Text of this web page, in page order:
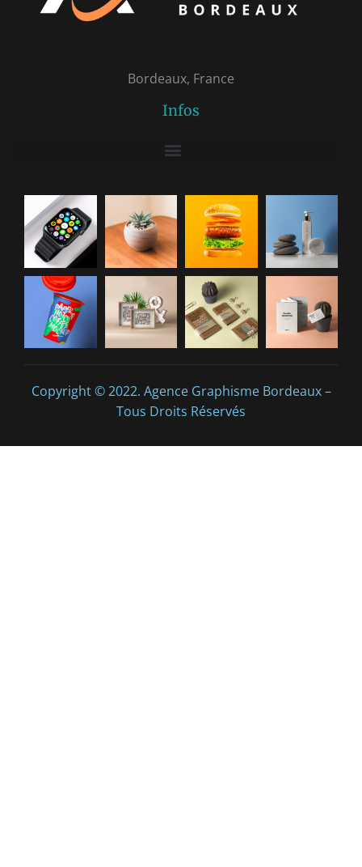
Bordeaux, France
Infos
Copyright © 2022. Agence Graphisme Bordeaux –
Tous Droits Réservés